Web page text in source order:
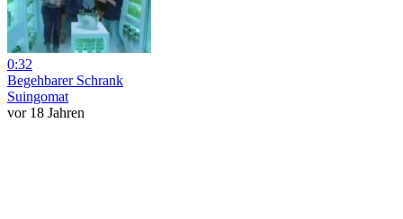
0:32
Begehbarer Schrank
Suingomat
vor 18 Jahren